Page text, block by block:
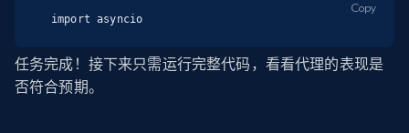
import asyncio
Copy
任务完成！接下来只需运行完整代码，看看代理的表现是
否符合预期。